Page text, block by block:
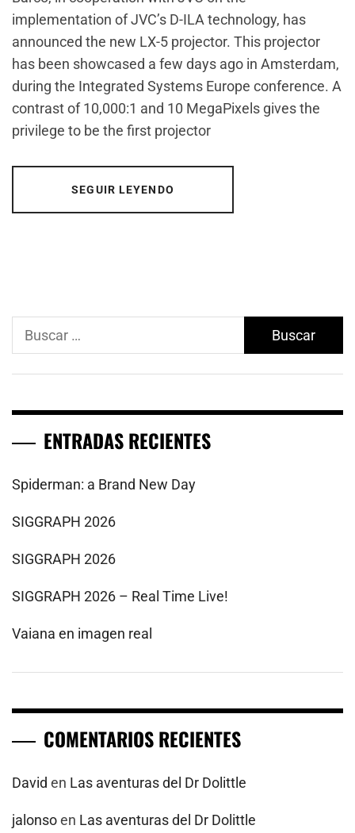
implementation of JVC’s D-ILA technology, has
announced the new LX-5 projector. This projector
has been showcased a few days ago in Amsterdam,
during the Integrated Systems Europe conference. A
contrast of 10,000:1 and 10 MegaPixels gives the
privilege to be the first projector
SEGUIR LEYENDO
Buscar:
ENTRADAS RECIENTES
Spiderman: a Brand New Day
SIGGRAPH 2026
SIGGRAPH 2026
SIGGRAPH 2026 – Real Time Live!
Vaiana en imagen real
COMENTARIOS RECIENTES
David en Las aventuras del Dr Dolittle
jalonsoen Las aventuras del Dr Dolittle